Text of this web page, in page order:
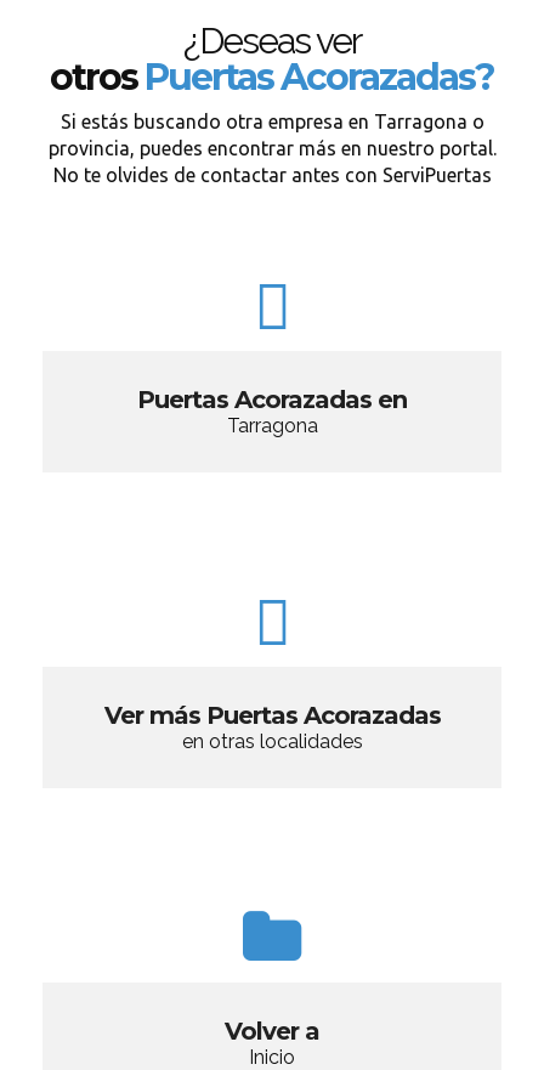
¿Deseas ver
otrosPuertas Acorazadas?
Si estás buscando otra empresa en Tarragona o
provincia, puedes encontrar más en nuestro portal.
No te olvides de contactar antes con ServiPuertas
Puertas Acorazadas en
Tarragona
Ver más Puertas Acorazadas
en otras localidades
Volver a
Inicio